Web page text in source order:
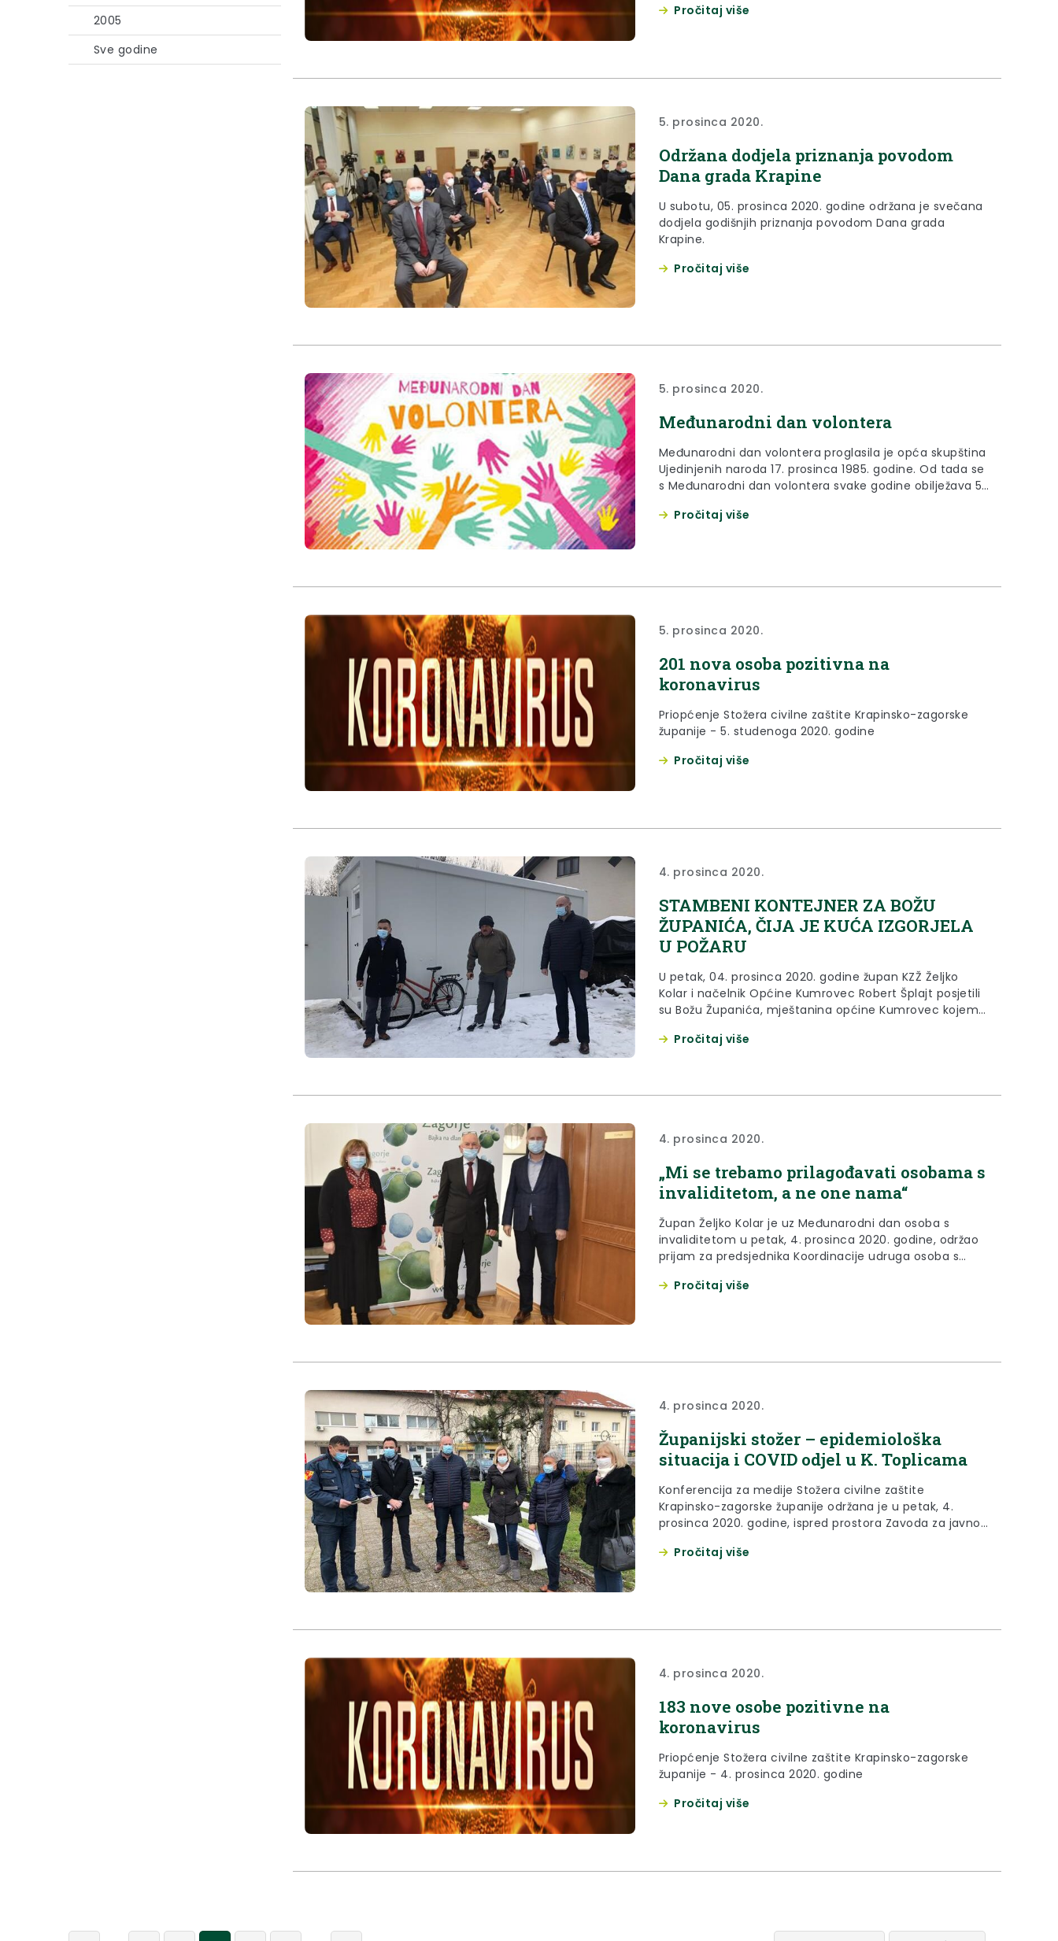
2005
Sve godine
Pročitaj više
5. prosinca 2020.
Održana dodjela priznanja povodom
Dana grada Krapine
U subotu, 05. prosinca 2020. godine održana je svečana
dodjela godišnjih priznanja povodom Dana grada
Krapine.
Pročitaj više
5. prosinca 2020.
Međunarodni dan volontera
Međunarodni dan volontera proglasila je opća skupština
Ujedinjenih naroda 17. prosinca 1985. godine. Od tada se
s Međunarodni dan volontera svake godine obilježava 5.
njihovih aktivnosti, kako na lokalnoj, tako i nacionalnoj i
zajednici u kojoj živimo.
Pročitaj više
5. prosinca 2020.
201 nova osoba pozitivna na
koronavirus
Priopćenje Stožera civilne zaštite Krapinsko-zagorske
županije - 5. studenoga 2020. godine
Pročitaj više
4. prosinca 2020.
STAMBENI KONTEJNER ZA BOŽU
ŽUPANIĆA, ČIJA JE KUĆA IZGORJELA
U POŽARU
U petak, 04. prosinca 2020. godine župan KZŽ Željko
Kolar i načelnik Općine Kumrovec Robert Šplajt posjetili
su Božu Županića, mještanina općine Kumrovec kojem
Pročitaj više
4. prosinca 2020.
„Mi se trebamo prilagođavati osobama s
invaliditetom, a ne one nama“
Župan Željko Kolar je uz Međunarodni dan osoba s
invaliditetom u petak, 4. prosinca 2020. godine, održao
prijam za predsjednika Koordinacije udruga osoba s
Bureka.
Pročitaj više
4. prosinca 2020.
Županijski stožer – epidemiološka
situacija i COVID odjel u K. Toplicama
Konferencija za medije Stožera civilne zaštite
Krapinsko-zagorske županije održana je u petak, 4.
prosinca 2020. godine, ispred prostora Zavoda za javno
Pročitaj više
4. prosinca 2020.
183 nove osobe pozitivne na
koronavirus
Priopćenje Stožera civilne zaštite Krapinsko-zagorske
županije - 4. prosinca 2020. godine
Pročitaj više